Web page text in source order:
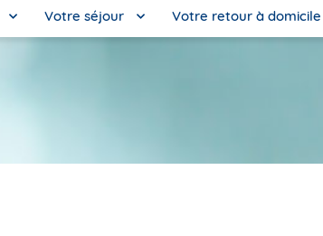
Votre séjour Votre retour à domicile